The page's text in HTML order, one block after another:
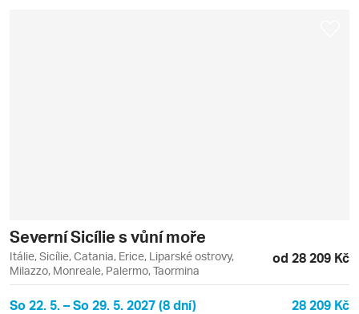
Severní Sicílie s vůní moře
Itálie, Sicílie, Catania, Erice, Liparské ostrovy,
Milazzo, Monreale, Palermo, Taormina
od 28 209 Kč
So 22. 5. – So 29. 5. 2027 (8 dní) 28 209 Kč